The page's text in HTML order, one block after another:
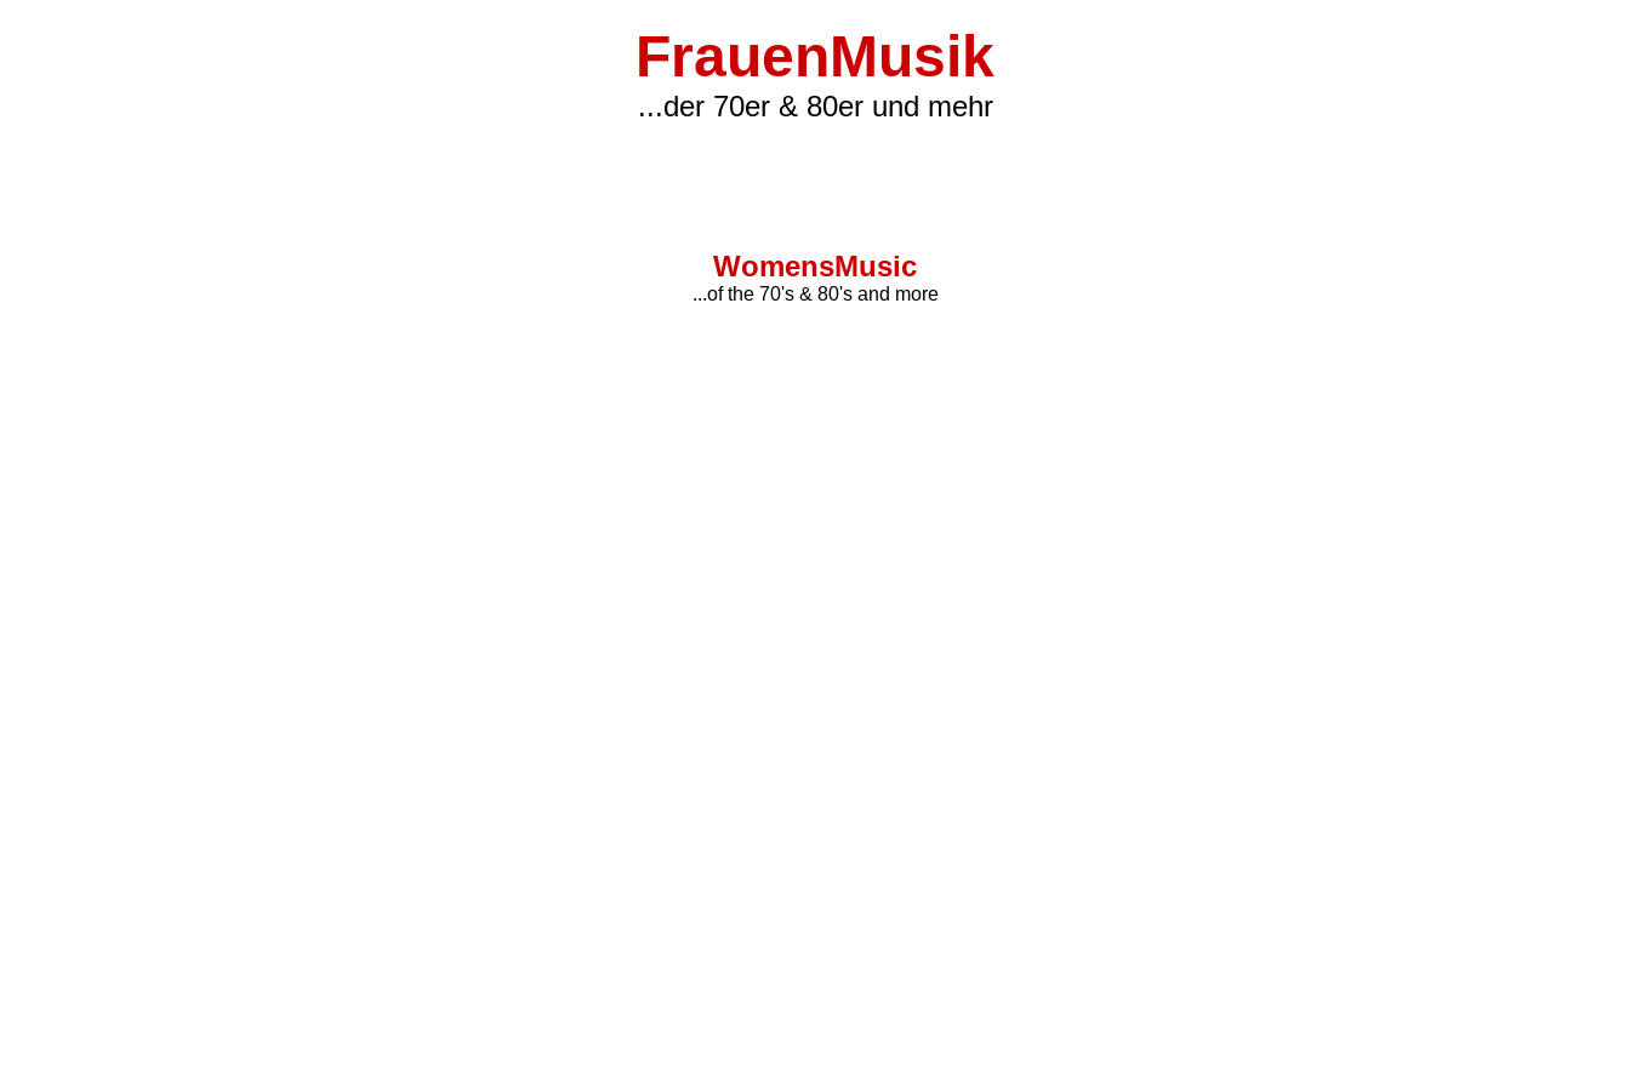
FrauenMusik
...der 70er & 80er und mehr
WomensMusic
...of the 70's & 80's and more